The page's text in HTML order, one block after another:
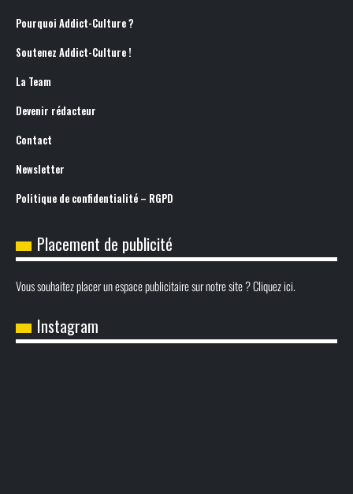
Pourquoi Addict-Culture ?
Soutenez Addict-Culture !
La Team
Devenir rédacteur
Contact
Newsletter
Politique de confidentialité – RGPD
Placement de publicité
Vous souhaitez placer un espace publicitaire sur notre site ? Cliquez ici.
Instagram